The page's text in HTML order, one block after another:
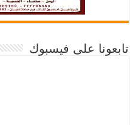
تابعونا على فيسبوك